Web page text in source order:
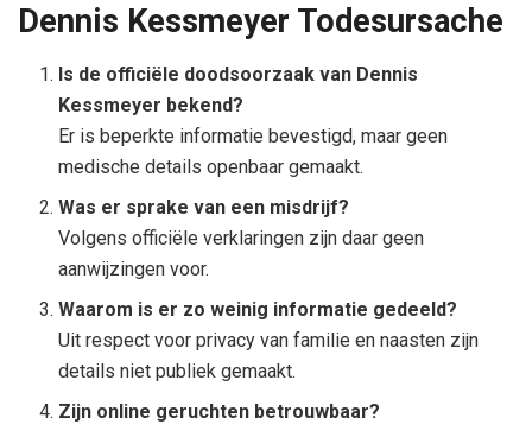
Dennis Kessmeyer Todesursache
Is de officiële doodsoorzaak van Dennis
Kessmeyer bekend?
Er is beperkte informatie bevestigd, maar geen
medische details openbaar gemaakt.
Was er sprake van een misdrijf?
Volgens officiële verklaringen zijn daar geen
aanwijzingen voor.
Waarom is er zo weinig informatie gedeeld?
Uit respect voor privacy van familie en naasten zijn
details niet publiek gemaakt.
Zijn online geruchten betrouwbaar?